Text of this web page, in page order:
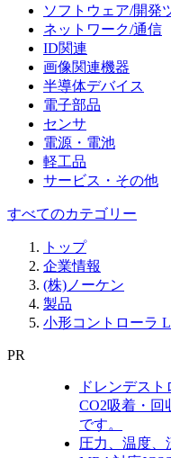
ソフトウェア/開発
ネットワーク/通信
ID関連
画像関連機器
半導体デバイス
電子部品
センサ
電源・電池
軽工品
サービス・その他
すべてのカテゴリー
トップ
企業情報
(株)ノーケン
製品
小形コントローラ
PR
ドレンデス
CO2吸着・回
です。
圧力、温度、